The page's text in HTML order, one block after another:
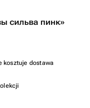
сильва пинк»
kosztuje dostawa